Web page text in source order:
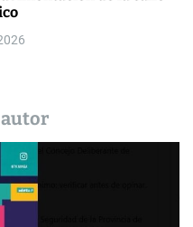
autor